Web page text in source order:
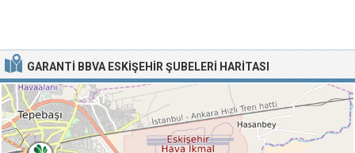
GARANTI BBVA ESKIŞEHIR ŞUBELERI HARITASI